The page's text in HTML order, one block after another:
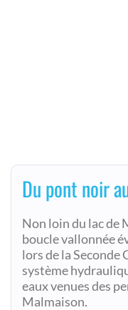
Du pont noir
Non loin du lac de
boucle vallonnée
lors de la Seconde
système
eaux venues des
Malmaison.